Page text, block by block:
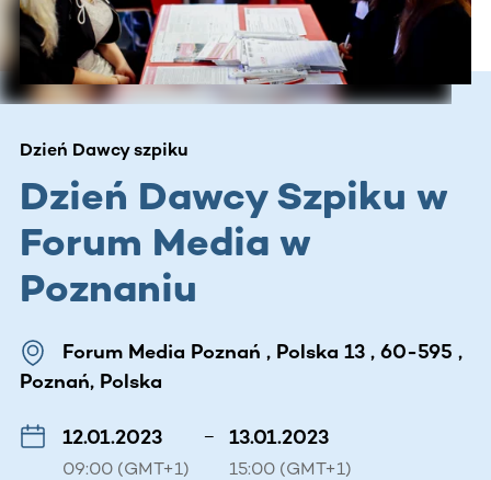
Dzień Dawcy szpiku
Dzień Dawcy Szpiku w
Forum Media w
Poznaniu
Forum Media Poznań , Polska 13 , 60-595 ,
Poznań, Polska
12.01.2023
09:00 (GMT+1)
– 13.01.2023
15:00 (GMT+1)